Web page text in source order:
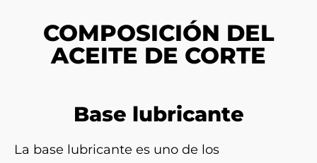
COMPOSICIÓN DEL
ACEITE DE CORTE
Base lubricante
La base lubricante es uno de los